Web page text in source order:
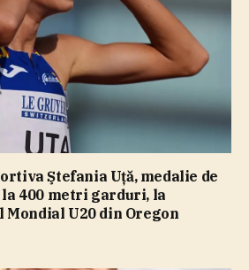
Ştefania Uţă, medalie de
400 metri garduri, la
Mondial U20 din Oregon